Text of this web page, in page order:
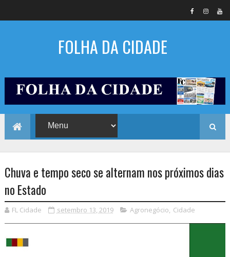
FOLHA DA CIDADE
Chuva e tempo seco se alternam nos próximos dias
no Estado
FL Cidade setembro 13, 2019 Agronegócio, Cidade